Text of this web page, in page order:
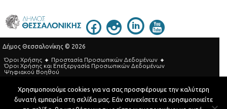
Δήμος Θεσσαλονίκης © 2026
Όροι Χρήσης
Προστασία Προσωπικών Δεδομένων
Όροι Xρήσης και Eπεξεργασία Προσωπικών Δεδομένων
Ψηφιακού Βοηθού
Τηλεφωνικός Κατάλογος
Developed by MyCompany Projects
Χρησιμοποιούμε cookies για να σας προσφέρουμε την καλύτερη
δυνατή εμπειρία στη σελίδα μας. Εάν συνεχίσετε να χρησιμοποιείτε